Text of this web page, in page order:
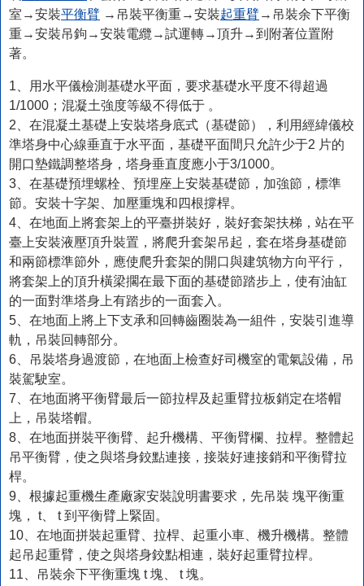
室→安裝平衡臂 →吊裝平衡重→安裝起重臂→吊裝余下平衡
重→安裝吊鉤→安裝電纜→試運轉→頂升→到附著位置附
著。
1、用水平儀檢測基礎水平面，要求基礎水平度不得超過
1/1000；混凝土強度等級不得低于 。
2、在混凝土基礎上安裝塔身底式（基礎節），利用經緯儀校
準塔身中心線垂直于水平面，基礎平面間只允許少于2 片的
開口墊鐵調整塔身，塔身垂直度應小于3/1000。
3、在基礎預埋螺栓、預埋座上安裝基礎節，加強節，標準
節。安裝十字架、加壓重塊和四根撐桿。
4、在地面上將套架上的平臺拼裝好，裝好套架扶梯，站在平
臺上安裝液壓頂升裝置，將爬升套架吊起，套在塔身基礎節
和兩節標準節外，應使爬升套架的開口與建筑物方向平行，
將套架上的頂升橫梁擱在最下面的基礎節踏步上，使有油缸
的一面對準塔身上有踏步的一面套入。
5、在地面上將上下支承和回轉齒圈裝為一組件，安裝引進導
軌，吊裝回轉部分。
6、吊裝塔身過渡節，在地面上檢查好司機室的電氣設備，吊
裝駕駛室。
7、在地面將平衡臂最后一節拉桿及起重臂拉板銷定在塔帽
上，吊裝塔帽。
8、在地面拼裝平衡臂、起升機構、平衡臂欄、拉桿。整體起
吊平衡臂，使之與塔身鉸點連接，接裝好連接銷和平衡臂拉
桿。
9、根據起重機生產廠家安裝說明書要求，先吊裝 塊平衡重
塊， t、 t 到平衡臂上緊固。
10、在地面拼裝起重臂、拉桿、起重小車、機升機構。整體
起吊起重臂，使之與塔身鉸點相連，裝好起重臂拉桿。
11、吊裝余下平衡重塊 t 塊、 t 塊。